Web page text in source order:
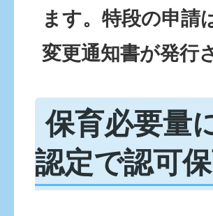
ます。特段の申請
変更通知書が発行
保育必要量
認定で認可